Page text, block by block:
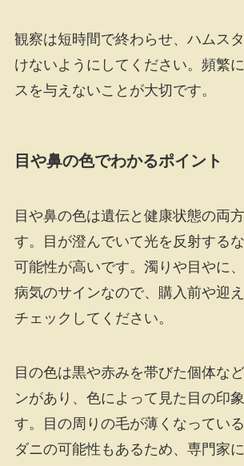
観察は短時間で終わらせ、ハムス
けないようにしてください。頻繁
スを与えないことが大切です。
目や鼻の色でわかるポイント
目や鼻の色は遺伝と健康状態の両
す。目が澄んでいて光を反射する
可能性が高いです。濁りや目やに
病気のサインなので、購入前や迎
チェックしてください。
目の色は黒や赤みを帯びた個体な
ンがあり、色によって見た目の印
す。目の周りの毛が薄くなってい
ダニの可能性もあるため、専門家